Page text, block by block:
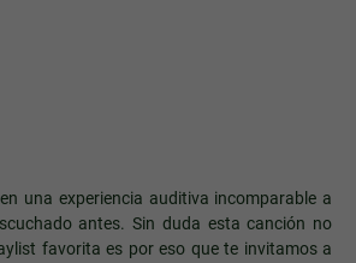
una experiencia auditiva incomparable a
antes. Sin duda esta canción no
favorita es por eso que te invitamos a